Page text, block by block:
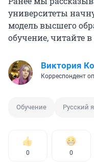
университеты
модель высшего
обучение, читайте
Виктория
Корреспондент
Обучение Русский
0 0